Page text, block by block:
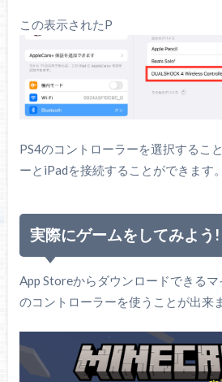
この表示されたP
PS4のコントローラーを選択するこ
ーとiPadを接続することができます。
実際にゲームをしてみよう!
App Storeからダウンロードできる
のコントローラーを使うことが出来